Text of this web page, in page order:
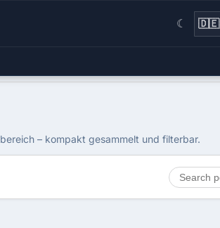
☾ 🇩🇪
– kompakt gesammelt und filterbar.